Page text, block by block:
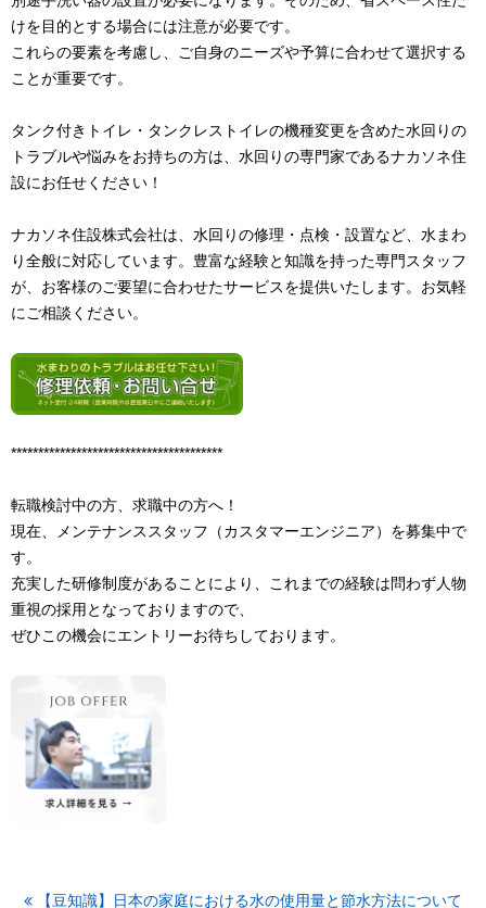
けを目的とする場合には注意が必要です。
これらの要素を考慮し、ご自身のニーズや予算に合わせて選択する
ことが重要です。
タンク付きトイレ・タンクレストイレの機種変更を含めた水回りの
トラブルや悩みをお持ちの方は、水回りの専門家であるナカソネ住
設にお任せください！
ナカソネ住設株式会社は、水回りの修理・点検・設置など、水まわ
り全般に対応しています。豊富な経験と知識を持った専門スタッフ
が、お客様のご要望に合わせたサービスを提供いたします。お気軽
にご相談ください。
***************************************
転職検討中の方、求職中の方へ！
現在、メンテナンススタッフ（カスタマーエンジニア）を募集中で
す。
充実した研修制度があることにより、これまでの経験は問わず人物
重視の採用となっておりますので、
ぜひこの機会にエントリーお待ちしております。
【豆知識】日本の家庭における水の使用量と節水方法について